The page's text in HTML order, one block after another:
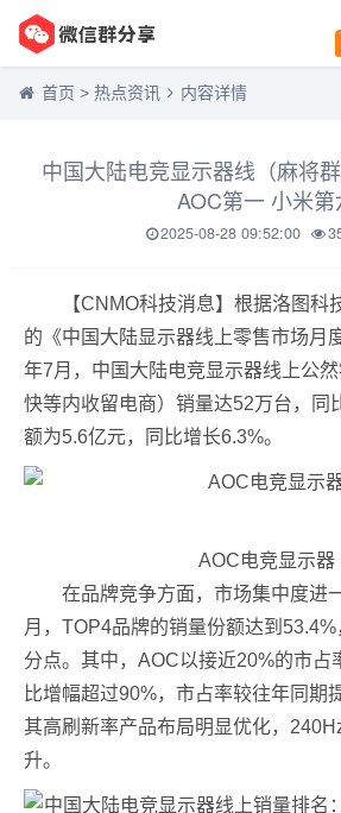
首页 > 热点资讯 内容详情
中国大陆电竞显示器线（麻将群
AOC第一 小米第
2025-08-28 09:52:00
【CNMO科技消息】根据洛图科
的《中国大陆显示器线上零售市场月
年7月，中国大陆电竞显示器线上公
快等内收留电商）销量达52万台，同
额为5.6亿元，同比增长6.3%。
AOC电竞显示器
在品牌竞争方面，市场集中度进
月，TOP4品牌的销量份额达到
分点。其中，AOC以接近20%的市占
比增幅超过90%，市占率较往年同期
其高刷新率产品布局明显优化，
升。